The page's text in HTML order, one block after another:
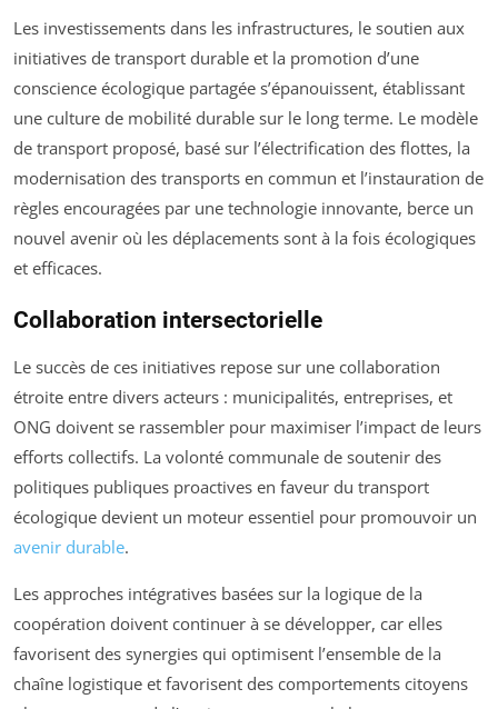
Les investissements dans les infrastructures, le soutien aux
initiatives de transport durable et la promotion d’une
conscience écologique partagée s’épanouissent, établissant
une culture de mobilité durable sur le long terme. Le modèle
de transport proposé, basé sur l’électrification des flottes, la
modernisation des transports en commun et l’instauration de
règles encouragées par une technologie innovante, berce un
nouvel avenir où les déplacements sont à la fois écologiques
et efficaces.
Collaboration intersectorielle
Le succès de ces initiatives repose sur une collaboration
étroite entre divers acteurs : municipalités, entreprises, et
ONG doivent se rassembler pour maximiser l’impact de leurs
efforts collectifs. La volonté communale de soutenir des
politiques publiques proactives en faveur du transport
écologique devient un moteur essentiel pour promouvoir un
avenir durable.
Les approches intégratives basées sur la logique de la
coopération doivent continuer à se développer, car elles
favorisent des synergies qui optimisent l’ensemble de la
chaîne logistique et favorisent des comportements citoyens